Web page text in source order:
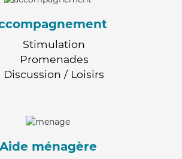
Stimulation
Promenades
Discussion / Loisirs
Aide ménagère